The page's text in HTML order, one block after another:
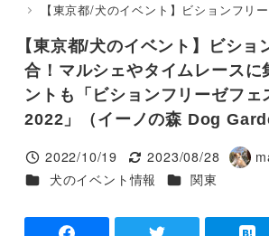
【東京都/犬のイベント】ビションフリーゼ大集合！マルシェやタイムレースに集合写真イベントも「ビションフリーゼフェス
【東京都/犬のイベント】ビショ
合！マルシェやタイムレースに
ントも「ビションフリーゼフェ
2022」（イーノの森 Dog
投稿日
2022/10/19
更新日
2023/08/28
著
カテゴリー
犬のイベント情報 カテゴリー
関東